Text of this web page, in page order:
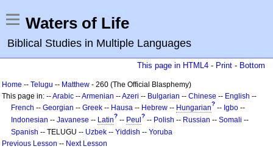
Waters of Life
Biblical Studies in Multiple Languages
This page in HTML4 - Print - Bottom
Home -- Telugu -- Matthew - 260 (The Official Blasphemy)
This page in: --Arabic --Armenian --Azeri -- Bulgarian -- Chinese -- English --
French -- Georgian -- Greek -- Hausa -- Hebrew -- Hungarian? -- Igbo --
Indonesian -- Javanese -- Latin? -- Peul ? -- Polish -- Russian -- Somali --
Spanish -- TELUGU -- Uzbek -- Yiddish -- Yoruba
Previous Lesson -- Next Lesson